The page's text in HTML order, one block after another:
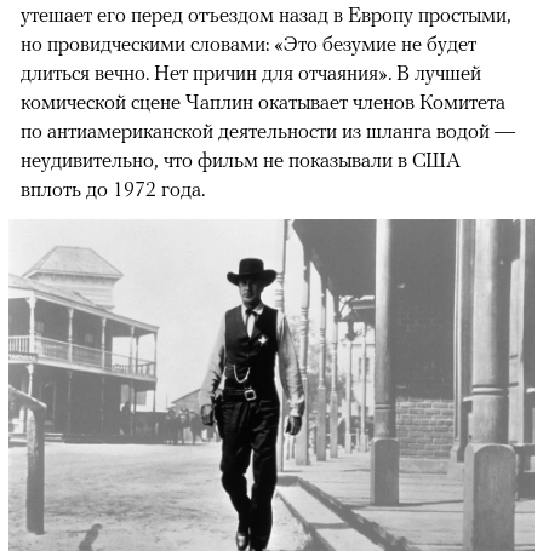
утешает его перед отъездом назад в Европу простыми,
но провидческими словами: «Это безумие не будет
длиться вечно. Нет причин для отчаяния». В лучшей
комической сцене Чаплин окатывает членов Комитета
по антиамериканской деятельности из шланга водой —
неудивительно, что фильм не показывали в США
вплоть до 1972 года.